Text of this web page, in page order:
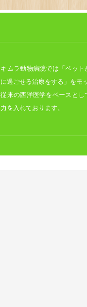
キムラ動物病院では「ペッ
に過ごせる治療をする」をモ
従来の西洋医学をベースと
力を入れております。